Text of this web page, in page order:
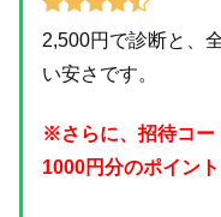
2,500円で診断と、
い安さです。
※さらに、招待コー
1000円分のポイント